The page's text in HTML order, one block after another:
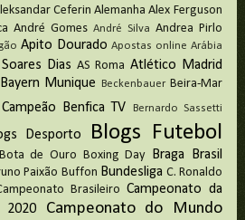
Ceferin Alemanha Alex Ferguson
André Gomes André Silva Andrea Pirlo
Apito Dourado Apostas online Arábia
Dias AS Roma Atlético Madrid
Bayern Munique Beckenbauer Beira-Mar
Benfica TV Bernardo Sassetti
Desporto Blogs Futebol
Bota de Ouro Boxing Day Braga Brasil
Paixão Buffon Bundesliga C. Ronaldo
Brasileiro Campeonato da
2020 Campeonato do Mundo